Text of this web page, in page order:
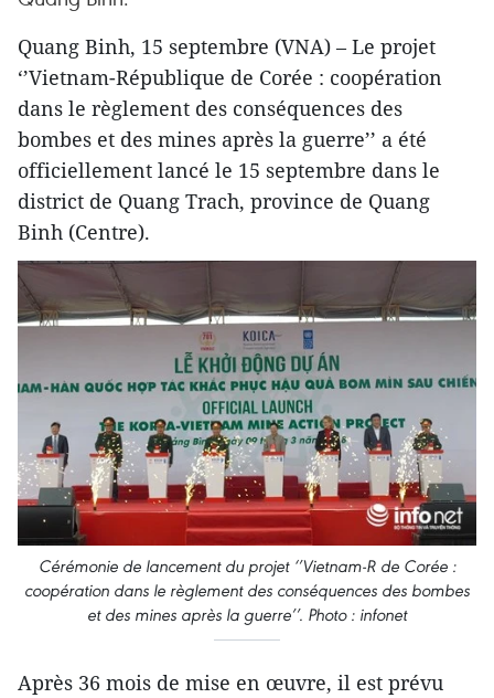
Quang Binh, 15 septembre (VNA) – Le projet
‘’Vietnam-République de Corée : coopération
dans le règlement des conséquences des
bombes et des mines après la guerre’’ a été
officiellement lancé le 15 septembre dans le
district de Quang Trach, province de Quang
Binh (Centre).
Cérémonie de lancement du projet ‘’Vietnam-R de Corée :
coopération dans le règlement des conséquences des bombes
et des mines après la guerre’’. Photo : infonet
Après 36 mois de mise en œuvre, il est prévu